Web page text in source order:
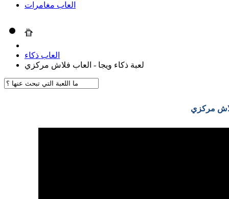
العاب مغامرات
العاب ذكاء
لعبة ذكاء ويجا - العاب فلاش مركزي
مركزي